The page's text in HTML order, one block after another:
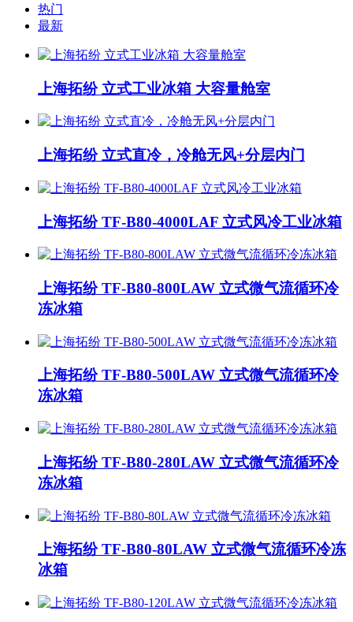
热门
最新
上海拓纷 立式工业冰箱 大容量舱室
上海拓纷 立式直冷，冷舱无风+分层内门
上海拓纷 TF-B80-4000LAF 立式风冷工业冰箱
上海拓纷 TF-B80-800LAW 立式微气流循环冷
冻冰箱
上海拓纷 TF-B80-500LAW 立式微气流循环冷
冻冰箱
上海拓纷 TF-B80-280LAW 立式微气流循环冷
冻冰箱
上海拓纷 TF-B80-80LAW 立式微气流循环冷冻
冰箱